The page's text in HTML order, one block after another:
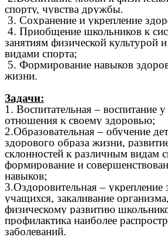
спорту, чувства дружбы.
3. Сохранение и укрепление
4. Приобщение школьников к
занятиям физической культурой
видами спорта;
5. Формирование навыков
жизни.
Задачи:
1. Воспитательная – воспитание
отношения к своему здоровью;
2.Образовательная – обучение
здорового образа жизни,
склонностей к различным видам
формирование и
навыков;
3.Оздоровительная – укрепление
учащихся, закаливание
физическому развитию
профилактика наиболее
заболеваний.